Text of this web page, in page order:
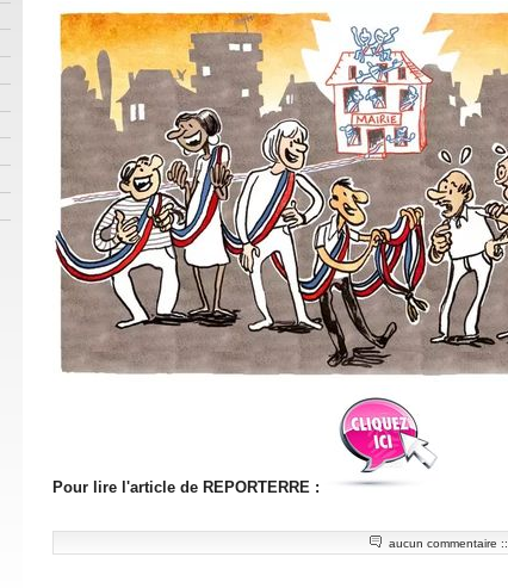
Pour lire l'article de REPORTERRE :
aucun commentaire ::